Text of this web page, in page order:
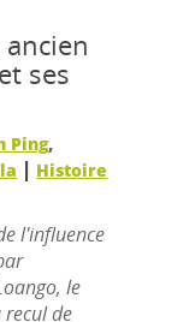
ancien
ses
Ping,
| Histoire
l'influence
le
recul de